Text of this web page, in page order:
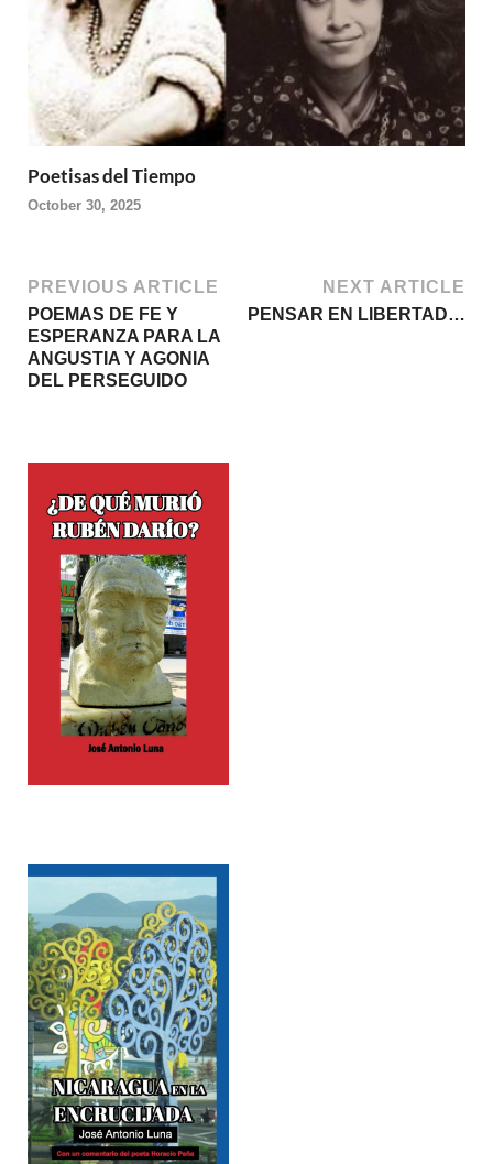
Poetisas del Tiempo
October 30, 2025
PREVIOUS ARTICLE
POEMAS DE FE Y
ESPERANZA PARA LA
ANGUSTIA Y AGONIA
DEL PERSEGUIDO
NEXT ARTICLE
PENSAR EN LIBERTAD…